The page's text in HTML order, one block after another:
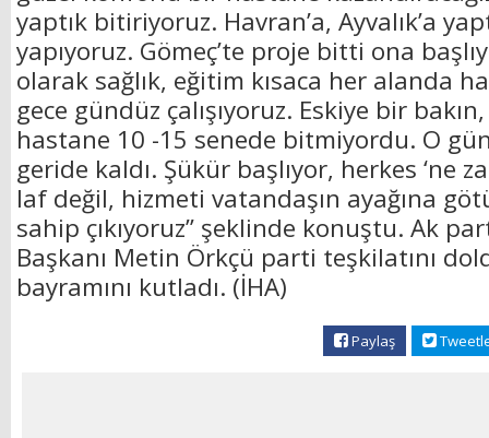
yaptık bitiriyoruz. Havran’a, Ayvalık’a
yapıyoruz. Gömeç’te proje bitti ona
olarak sağlık, eğitim kısaca her alanda
gece gündüz çalışıyoruz. Eskiye bir
hastane 10 -15 senede bitmiyordu. O
geride kaldı. Şükür başlıyor, herkes ‘ne
laf değil, hizmeti vatandaşın ayağına
sahip çıkıyoruz” şeklinde konuştu. Ak
Başkanı Metin Örkçü parti teşkilatını
bayramını kutladı. (İHA)
Paylaş